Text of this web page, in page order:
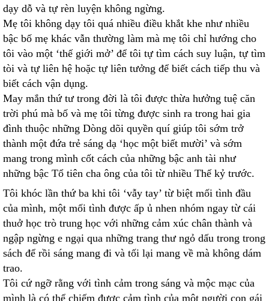
dạy dỗ và tự rèn luyện không ngừng.
Mẹ tôi không dạy tôi quá nhiều điều khắt khe như nhiều
bậc bố mẹ khác vẫn thường làm mà mẹ tôi chỉ hướng cho
tôi vào một ‘thế giới mở’ để tôi tự tìm cách suy luận, tự tìm
tòi và tự liên hệ hoặc tự liên tưởng để biết cách tiếp thu và
biết cách vận dụng.
May mắn thứ tư trong đời là tôi được thừa hưởng tuệ căn
trời phú mà bố và mẹ tôi từng được sinh ra trong hai gia
đình thuộc những Dòng dõi quyền quí giúp tôi sớm trở
thành một đứa trẻ sáng dạ ‘học một biết mười’ và sớm
mang trong mình cốt cách của những bậc anh tài như
những bậc Tổ tiên cha ông của tôi từ nhiều Thế kỷ trước.
Tôi khóc lần thứ ba khi tôi ‘vẫy tay’ từ biệt mối tình đầu
của mình, một mối tình được ấp ủ nhen nhóm ngay từ cái
thuở học trò trung học với những cảm xúc chân thành và
ngập ngừng e ngại qua những trang thư ngỏ dấu trong trong
sách để rồi sáng mang đi và tối lại mang về mà không dám
trao.
Tôi cứ ngỡ rằng với tình cảm trong sáng và mộc mạc của
mình là có thể chiếm được cảm tình của một người con gái